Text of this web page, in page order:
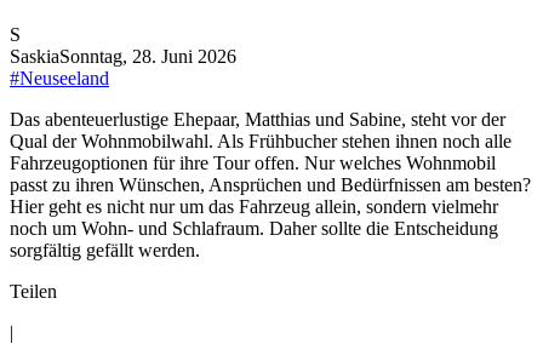
S
SaskiaSonntag, 28. Juni 2026
#Neuseeland
Das abenteuerlustige Ehepaar, Matthias und Sabine, steht vor der
Qual der Wohnmobilwahl. Als Frühbucher stehen ihnen noch alle
Fahrzeugoptionen für ihre Tour offen. Nur welches Wohnmobil
passt zu ihren Wünschen, Ansprüchen und Bedürfnissen am besten?
Hier geht es nicht nur um das Fahrzeug allein, sondern vielmehr
noch um Wohn- und Schlafraum. Daher sollte die Entscheidung
sorgfältig gefällt werden.
Teilen
|